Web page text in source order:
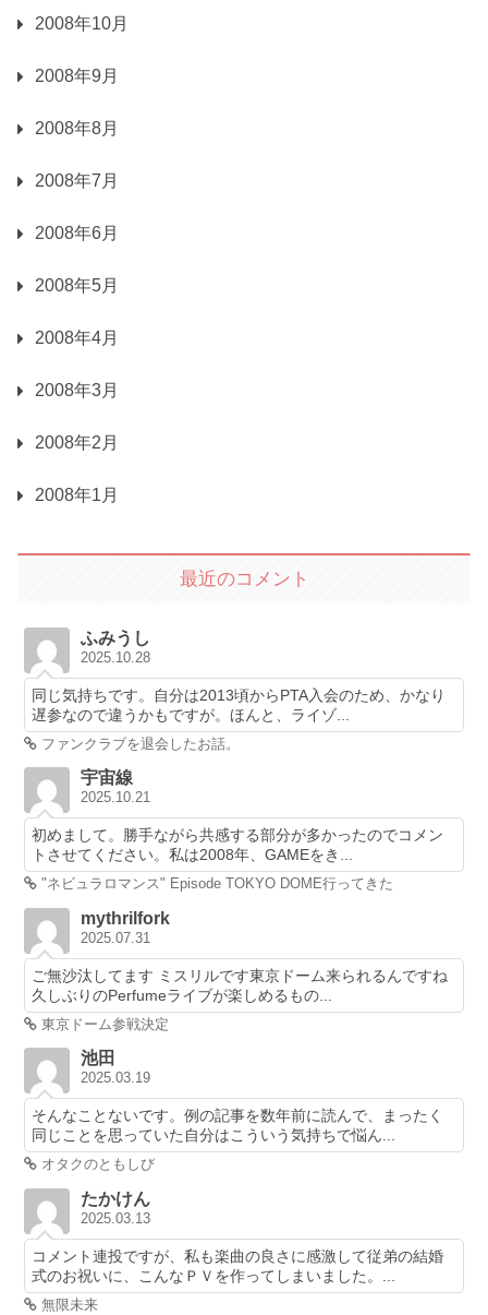
2008年10月
2008年9月
2008年8月
2008年7月
2008年6月
2008年5月
2008年4月
2008年3月
2008年2月
2008年1月
最近のコメント
ふみうし
2025.10.28
同じ気持ちです。自分は2013頃からPTA入会のため、かなり
遅参なので違うかもですが。ほんと、ライゾ...
ファンクラブを退会したお話。
宇宙線
2025.10.21
初めまして。勝手ながら共感する部分が多かったのでコメン
トさせてください。私は2008年、GAMEをき...
"ネビュラロマンス" Episode TOKYO DOME行ってきた
mythrilfork
2025.07.31
ご無沙汰してます ミスリルです東京ドーム来られるんですね
久しぶりのPerfumeライブが楽しめるもの...
東京ドーム参戦決定
池田
2025.03.19
そんなことないです。例の記事を数年前に読んで、まったく
同じことを思っていた自分はこういう気持ちで悩ん...
オタクのともしび
たかけん
2025.03.13
コメント連投ですが、私も楽曲の良さに感激して従弟の結婚
式のお祝いに、こんなＰＶを作ってしまいました。...
無限未来